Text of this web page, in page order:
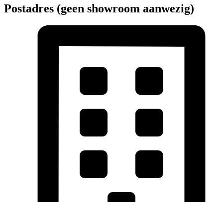
Postadres (geen showroom aanwezig)